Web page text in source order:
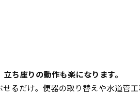
ち座りの動作も楽になります。
るだけ。便器の取り替えや水道管工